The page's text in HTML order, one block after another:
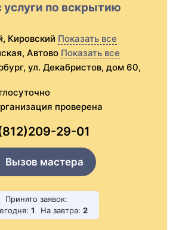
по вскрытию
Кировский Показать все
Автово Показать все
ул. Декабристов, дом 60,
проверена
29-01
Вызов мастера
Принято заявок:
1 На завтра: 2